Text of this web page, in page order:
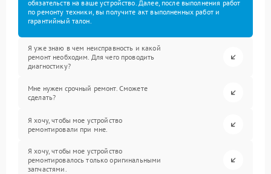
обязательств на ваше устройство. Далее, после выполнения работ
по ремонту техники, вы получите акт выполненных работ и
гарантийный талон.
Я уже знаю в чем неисправность и какой
ремонт необходим. Для чего проводить
диагностику?
Мне нужен срочный ремонт. Сможете
сделать?
Я хочу, чтобы мое устройство
ремонтировали при мне.
Я хочу, чтобы мое устройство
ремонтировалось только оригинальными
запчастями.